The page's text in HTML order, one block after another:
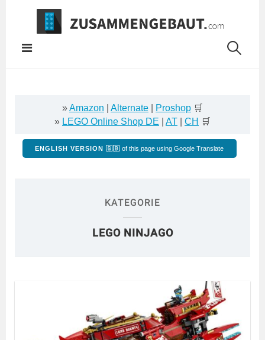
Springe
Inhalt
»Amazon Alternate Proshop 🛒
» LEGO Online Shop DE AT CH 🛒
ENGLISH VERSION 🇬🇧 of this page using Google Translate
KATEGORIE
LEGO NINJAGO